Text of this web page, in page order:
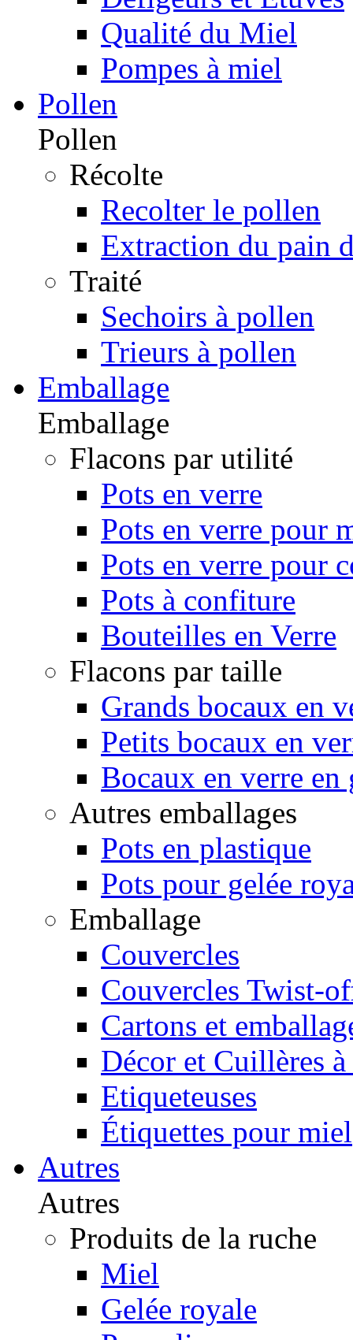
Qualité du Miel
Pompes à miel
Pollen
Pollen
Récolte
Recolter le pollen
Extraction du pain
Traité
Sechoirs à pollen
Trieurs à pollen
Emballage
Emballage
Flacons par utilité
Pots en verre
Pots en verre pour
Pots en verre pour
Pots à confiture
Bouteilles en Verre
Flacons par taille
Grands bocaux en
Petits bocaux en
Bocaux en verre en
Autres emballages
Pots en plastique
Pots pour gelée
Emballage
Couvercles
Couvercles Twist-
Cartons et
Décor et Cuillères
Etiqueteuses
Étiquettes pour miel
Autres
Autres
Produits de la ruche
Miel
Gelée royale